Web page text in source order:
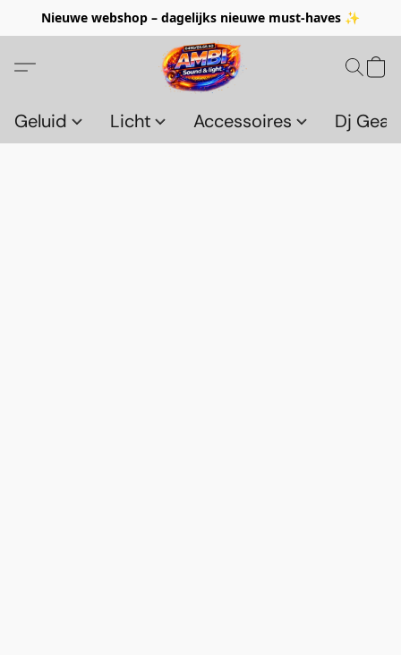
Nieuwe webshop – dagelijks nieuwe must-haves ✨
Geluid Licht Accessoires Dj Gear